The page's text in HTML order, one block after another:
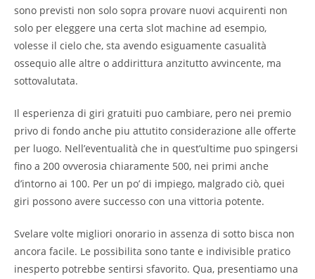
sono previsti non solo sopra provare nuovi acquirenti non
solo per eleggere una certa slot machine ad esempio,
volesse il cielo che, sta avendo esiguamente casualità
ossequio alle altre o addirittura anzitutto avvincente, ma
sottovalutata.
Il esperienza di giri gratuiti puo cambiare, pero nei premio
privo di fondo anche piu attutito considerazione alle offerte
per luogo. Nell’eventualità che in quest’ultime puo spingersi
fino a 200 ovverosia chiaramente 500, nei primi anche
d’intorno ai 100. Per un po’ di impiego, malgrado ciò, quei
giri possono avere successo con una vittoria potente.
Svelare volte migliori onorario in assenza di sotto bisca non
ancora facile. Le possibilita sono tante e indivisible pratico
inesperto potrebbe sentirsi sfavorito. Qua, presentiamo una